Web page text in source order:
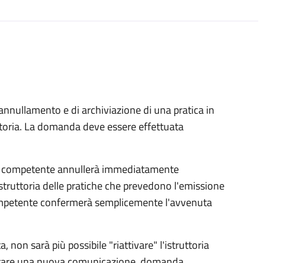
e di archiviazione di una pratica in
La domanda deve essere effettuata
annullerà immediatamente
delle pratiche che prevedono l'emissione
confermerà semplicemente l'avvenuta
non sarà più possibile "riattivare" l'istruttoria